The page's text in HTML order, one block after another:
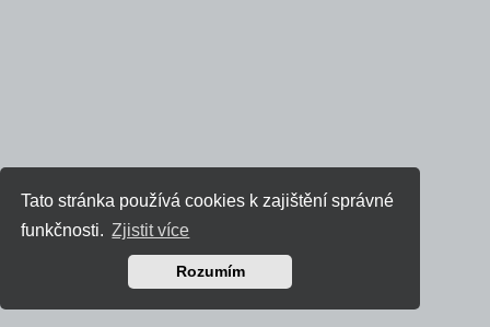
Tato stránka používá cookies k zajištění správné
funkčnosti. Zjistit více
Rozumím